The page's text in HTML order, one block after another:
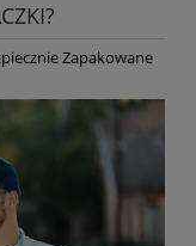
Zapakowane